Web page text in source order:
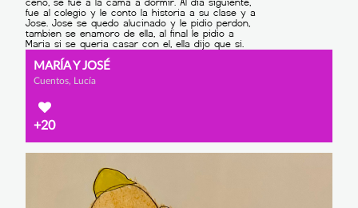
MARÍA Y JOSÉ
Cuentos, Lucía
+20